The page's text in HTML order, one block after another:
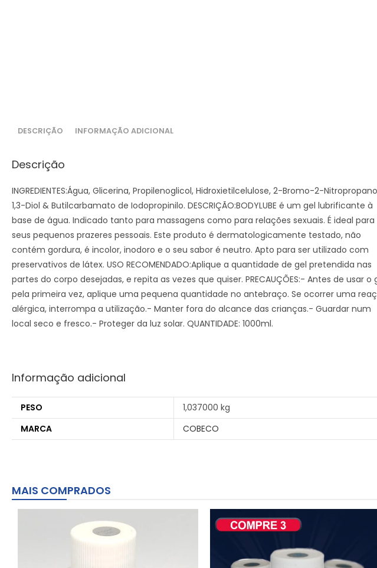
DESCRIÇÃO INFORMAÇÃO ADICIONAL
Descrição
INGREDIENTES:Água, Glicerina, Propilenoglicol, Hidroxietilcelulose, 2-Bromo-2-
1,3-Diol & Butilcarbamato de Iodopropinilo. DESCRIÇÃO:BODYLUBE é um gel lubrificante à
base de água. Indicado tanto para massagens como para relações sexuais. É ideal para
seus pequenos prazeres pessoais. Este produto é dermatologicamente testado, não
contém gordura, é incolor, inodoro e o seu sabor é neutro. Apto para ser utilizado com
preservativos de látex. USO RECOMENDADO:Aplique a quantidade de gel pretendida nas
partes do corpo desejadas, e repita as vezes que quiser. PRECAUÇÕES:- Antes de usar o
pela primeira vez, aplique uma pequena quantidade no antebraço. Se ocorrer uma
alérgica, interrompa a utilização.- Manter fora do alcance das crianças.- Guardar num
local seco e fresco.- Proteger da luz solar. QUANTIDADE: 1000ml.
Informação adicional
PESO
1,037000 kg
MARCA
COBECO
MAIS COMPRADOS